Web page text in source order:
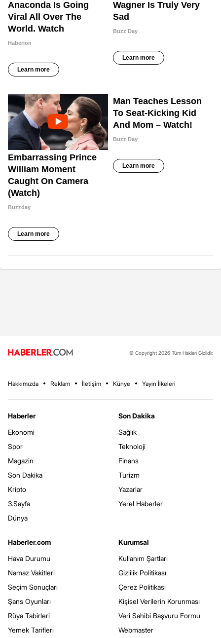
© Copyright 2026 Tüm Hakları Gizlidir.
Hakkımızda Reklam İletişim Künye Yayın İlkeleri
Haberler
Ekonomi
Spor
Magazin
Son Dakika
Kripto
3.Sayfa
Dünya
Son Dakika
Sağlık
Teknoloji
Finans
Turizm
Yazarlar
Yerel Haberler
Haberler.com
Hava Durumu
Namaz Vakitleri
Seçim Sonuçları
Şans Oyunları
Rüya Tabirleri
Yemek Tarifleri
Kurumsal
Kullanım Şartları
Gizlilik Politikası
Çerez Politikası
Kişisel Verilerin Korunması
Veri Sahibi Başvuru Formu
Webmaster